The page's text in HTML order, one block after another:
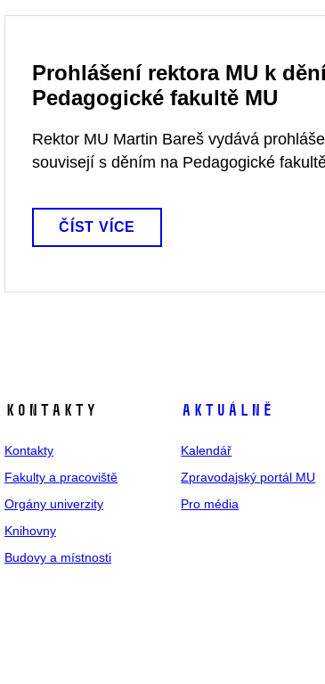
Prohlášení rektora MU k
Pedagogické fakultě MU
Rektor MU Martin Bareš vydává
souvisejí s děním na Pedagogické
ČÍST VÍCE
Kontakty
Kontakty
Fakulty a pracoviště
Orgány univerzity
Knihovny
Budovy a místnosti
Aktuálně
Kalendář
Zpravodajský portál MU
Pro média